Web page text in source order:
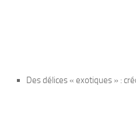
Des délices « exotiques » :